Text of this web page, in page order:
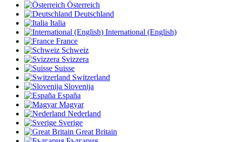
Österreich
Deutschland
Italia
International (English)
France
Schweiz
Svizzera
Suisse
Switzerland
Slovenija
España
Magyar
Nederland
Sverige
Great Britain